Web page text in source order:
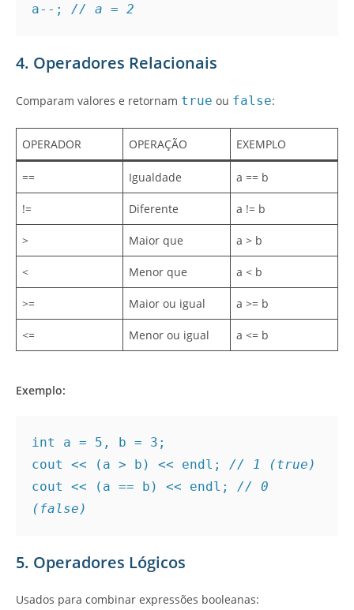
a--; // a = 2
4. Operadores Relacionais
Comparam valores e retornam true ou false:
OPERADOR OPERAÇÃO EXEMPLO
== Igualdade a == b
!= Diferente a != b
> Maior que a > b
< Menor que a < b
>= Maior ou igual a >= b
<= Menor ou igual a <= b
Exemplo:
int a = 5, b = 3;
cout << (a > b) << endl; // 1 (true)
cout << (a == b) << endl; // 0
(false)
5. Operadores Lógicos
Usados para combinar expressões booleanas: